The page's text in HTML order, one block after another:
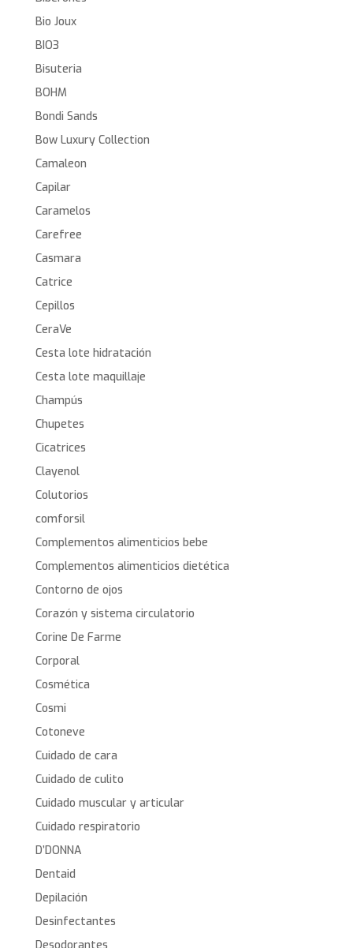
Bio Joux
BIO3
Bisuteria
BOHM
Bondi Sands
Bow Luxury Collection
Camaleon
Capilar
Caramelos
Carefree
Casmara
Catrice
Cepillos
CeraVe
Cesta lote hidratación
Cesta lote maquillaje
Champús
Chupetes
Cicatrices
Clayenol
Colutorios
comforsil
Complementos alimenticios bebe
Complementos alimenticios dietética
Contorno de ojos
Corazón y sistema circulatorio
Corine De Farme
Corporal
Cosmética
Cosmi
Cotoneve
Cuidado de cara
Cuidado de culito
Cuidado muscular y articular
Cuidado respiratorio
D’DONNA
Dentaid
Depilación
Desinfectantes